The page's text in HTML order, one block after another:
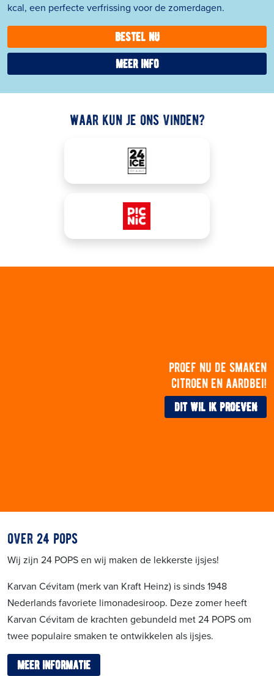
kcal, een perfecte verfrissing voor de zomerdagen.
bestel nu
meer info
waar kun je ons vinden?
proef nu de smaken
citroen en aardbei!
dit wil ik proeven
over 24 pops
Wij zijn 24 POPS en wij maken de lekkerste ijsjes!
Karvan Cévitam (merk van Kraft Heinz) is sinds 1948
Nederlands favoriete limonadesiroop. Deze zomer heeft
Karvan Cévitam de krachten gebundeld met 24 POPS om
twee populaire smaken te ontwikkelen als ijsjes.
meer informatie